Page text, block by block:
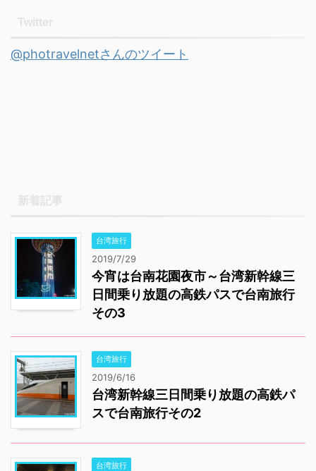
@photravelnetさんのツイート
台湾旅行
2019/7/29
今宵は台南花園夜市～台湾新幹線三
日間乗り放題の高鉄パスで台南旅行
その3
台湾旅行
2019/6/16
台湾新幹線三日間乗り放題の高鉄パ
スで台南旅行その2
台湾旅行